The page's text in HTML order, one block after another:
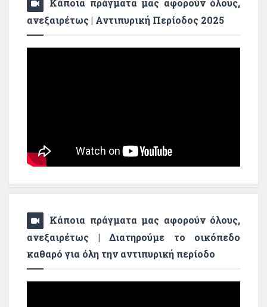
Κάποια πράγματα μας αφορούν όλους,
ανεξαιρέτως | Αντιπυρική Περίοδος 2025
Κάποια πράγματα μας αφορούν όλους,
ανεξαιρέτως | Διατηρούμε το οικόπεδο
καθαρό για όλη την αντιπυρική περίοδο